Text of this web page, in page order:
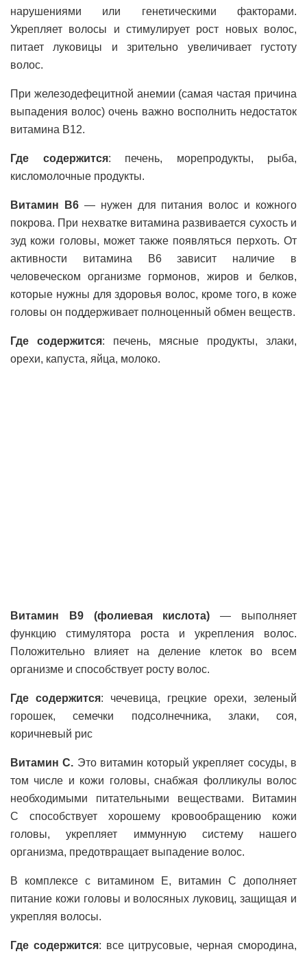
нарушениями или генетическими факторами.
Укрепляет волосы и стимулирует рост новых волос,
питает луковицы и зрительно увеличивает густоту
волос.
При железодефецитной анемии (самая частая причина
выпадения волос) очень важно восполнить недостаток
витамина В12.
Где содержится: печень, морепродукты, рыба,
кисломолочные продукты.
Витамин В6— нужен для питания волос и кожного
покрова. При нехватке витамина развивается сухость и
зуд кожи головы, может также появляться перхоть. От
активности витамина В6 зависит наличие в
человеческом организме гормонов, жиров и белков,
которые нужны для здоровья волос, кроме того, в коже
головы он поддерживает полноценный обмен веществ.
Где содержится: печень, мясные продукты, злаки,
орехи, капуста, яйца, молоко.
Витамин В9 (фолиевая кислота) — выполняет
функцию стимулятора роста и укрепления волос.
Положительно влияет на деление клеток во всем
организме и способствует росту волос.
Где содержится: чечевица, грецкие орехи, зеленый
горошек, семечки подсолнечника, злаки, соя,
коричневый рис
Витамин С. Это витамин который укрепляет сосуды, в
том числе и кожи головы, снабжая фолликулы волос
необходимыми питательными веществами. Витамин
С способствует хорошему кровообращению кожи
головы, укрепляет иммунную систему нашего
организма, предотвращает выпадение волос.
В комплексе с витамином Е, витамин С дополняет
питание кожи головы и волосяных луковиц, защищая и
укрепляя волосы.
Где содержится: все цитрусовые, черная смородина,